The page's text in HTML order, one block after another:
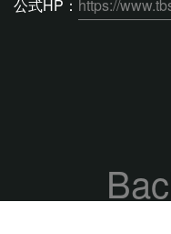
公式HP： https://